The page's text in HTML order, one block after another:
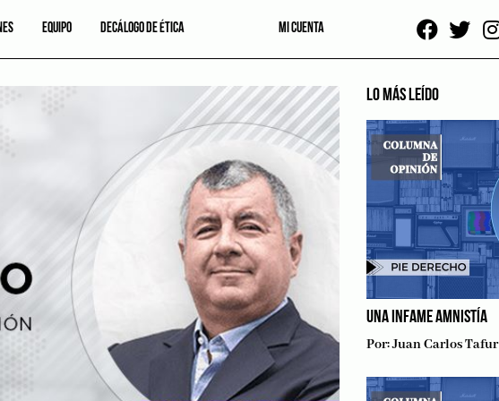
EQUIPO DECÁLOGO DE ÉTICA MI CUENTA
LO MÁS LEÍDO
UNA INFAME AMNISTÍA
Por:Juan Carlos Tafur